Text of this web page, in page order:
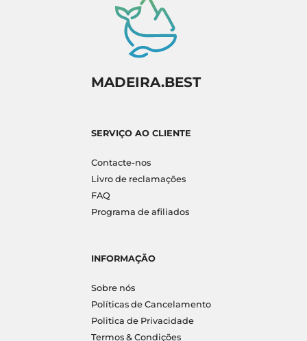
MADEIRA.BEST
SERVIÇO AO CLIENTE
Contacte-nos
Livro de reclamações
FAQ
Programa de afiliados
INFORMAÇÃO
Sobre nós
Políticas de Cancelamento
Politica de Privacidade
Termos & Condições